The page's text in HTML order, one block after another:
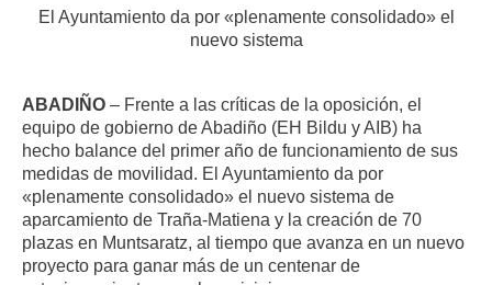
El Ayuntamiento da por «plenamente consolidado» el
nuevo sistema
ABADIÑO – Frente a las críticas de la oposición, el
equipo de gobierno de Abadiño (EH Bildu y AIB) ha
hecho balance del primer año de funcionamiento de sus
medidas de movilidad. El Ayuntamiento da por
«plenamente consolidado» el nuevo sistema de
aparcamiento de Traña-Matiena y la creación de 70
plazas en Muntsaratz, al tiempo que avanza en un nuevo
proyecto para ganar más de un centenar de